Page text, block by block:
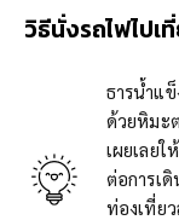
วิธีนั่งรถไฟไปเ
ธารน้ำแ
ด้วยหิมะ
เผยเลย
ต่อการเ
ท่องเที่ย